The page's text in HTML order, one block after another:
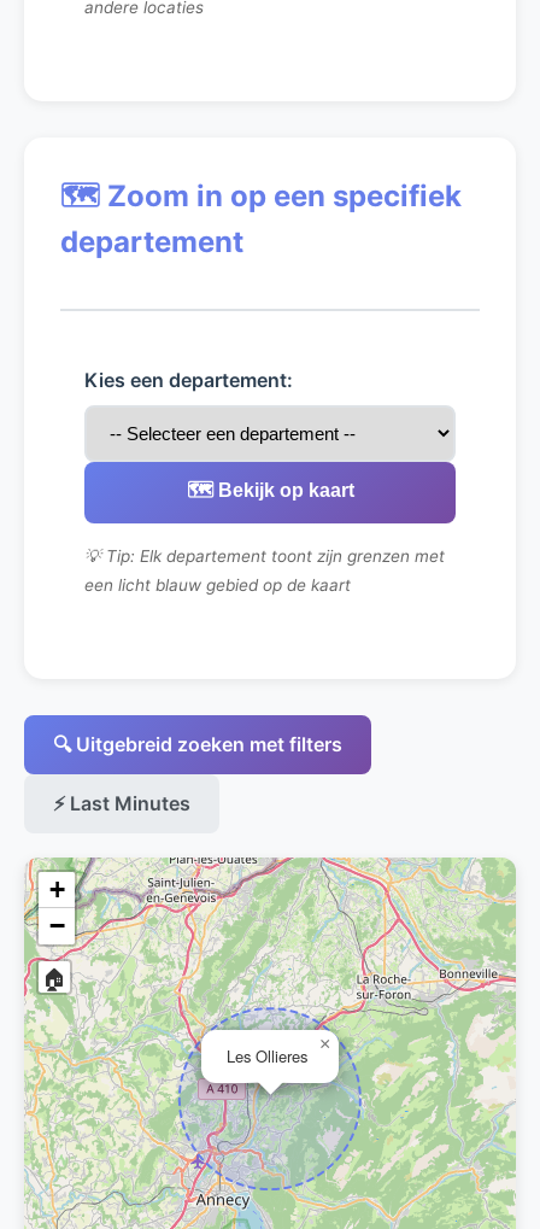
andere locaties
🗺️ Zoom in op een specifiek
departement
Kies een departement:
🗺️ Bekijk op kaart
💡 Tip: Elk departement toont zijn grenzen met
een licht blauw gebied op de kaart
🔍 Uitgebreid zoeken met filters
⚡ Last Minutes
Les Ollieres
×
+
−
🏠